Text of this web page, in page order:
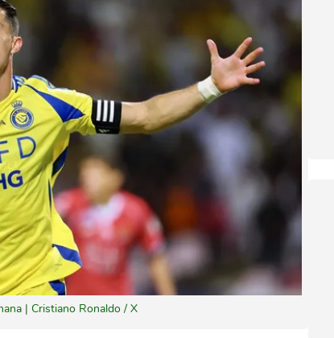
| Cristiano Ronaldo / X